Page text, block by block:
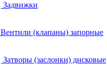
Задвижки
Вентили (клапаны) запорные
Затворы (заслонки) дисковые